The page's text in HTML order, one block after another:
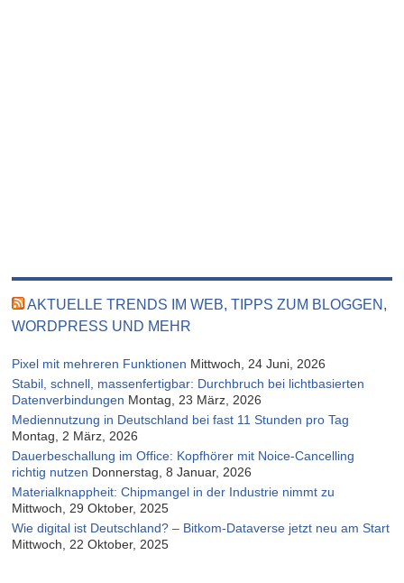
AKTUELLE TRENDS IM WEB, TIPPS ZUM BLOGGEN,
WORDPRESS UND MEHR
Pixel mit mehreren Funktionen Mittwoch, 24 Juni, 2026
Stabil, schnell, massenfertigbar: Durchbruch bei lichtbasierten
Datenverbindungen Montag, 23 März, 2026
Mediennutzung in Deutschland bei fast 11 Stunden pro Tag
Montag, 2 März, 2026
Dauerbeschallung im Office: Kopfhörer mit Noice-Cancelling
richtig nutzen Donnerstag, 8 Januar, 2026
Materialknappheit: Chipmangel in der Industrie nimmt zu
Mittwoch, 29 Oktober, 2025
Wie digital ist Deutschland? – Bitkom-Dataverse jetzt neu am Start
Mittwoch, 22 Oktober, 2025